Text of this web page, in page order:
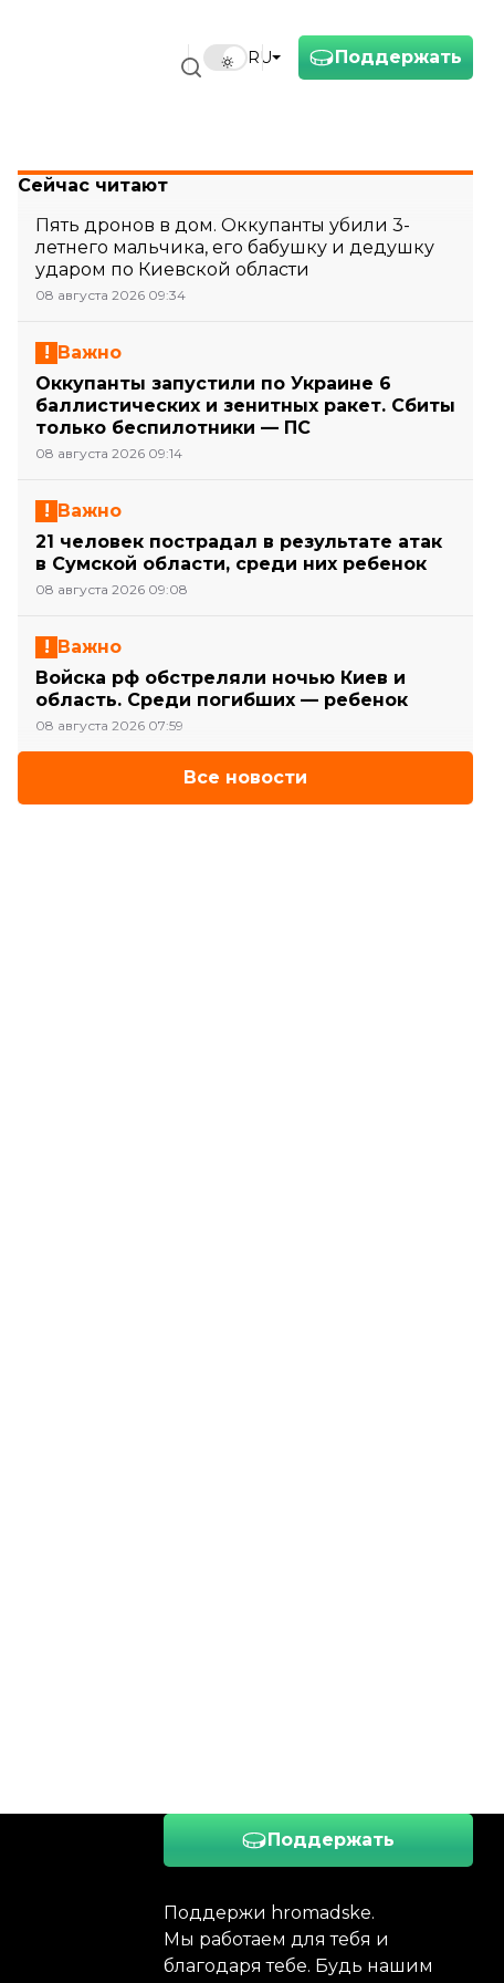
Поддержать
RU
Сейчас читают
Пять дронов в дом. Оккупанты убили 3-
летнего мальчика, его бабушку и дедушку
ударом по Киевской области
08 августа 2026 09:34
Важно
Оккупанты запустили по Украине 6
баллистических и зенитных ракет. Сбиты
только беспилотники — ПС
08 августа 2026 09:14
Важно
21 человек пострадал в результате атак
в Сумской области, среди них ребенок
08 августа 2026 09:08
Важно
Войска рф обстреляли ночью Киев и
область. Среди погибших — ребенок
08 августа 2026 07:59
Все новости
Поддержать
Поддержи hromadske.
Мы работаем для тебя и
благодаря тебе. Будь нашим